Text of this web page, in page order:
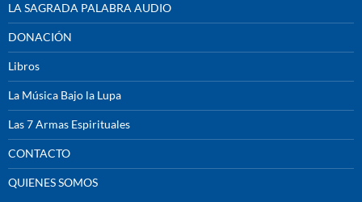
LA SAGRADA PALABRA AUDIO
DONACIÓN
Libros
La Música Bajo la Lupa
Las 7 Armas Espirituales
CONTACTO
QUIENES SOMOS